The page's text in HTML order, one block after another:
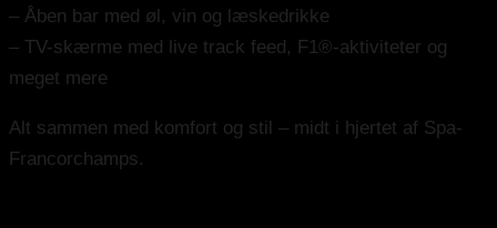
– Åben bar med øl, vin og læskedrikke
– TV-skærme med live track feed, F1®-aktiviteter og
meget mere
Alt sammen med komfort og stil – midt i hjertet af Spa-
Francorchamps.